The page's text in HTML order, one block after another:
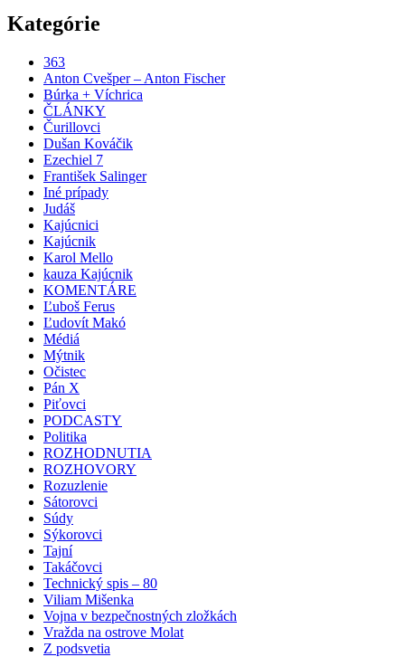
Kategórie
363
Anton Cvešper – Anton Fischer
Búrka + Víchrica
ČLÁNKY
Čurillovci
Dušan Kováčik
Ezechiel 7
František Salinger
Iné prípady
Judáš
Kajúcnici
Kajúcnik
Karol Mello
kauza Kajúcnik
KOMENTÁRE
Ľuboš Ferus
Ľudovít Makó
Médiá
Mýtnik
Očistec
Pán X
Piťovci
PODCASTY
Politika
ROZHODNUTIA
ROZHOVORY
Rozuzlenie
Sátorovci
Súdy
Sýkorovci
Tajní
Takáčovci
Technický spis – 80
Viliam Mišenka
Vojna v bezpečnostných zložkách
Vražda na ostrove Molat
Z podsvetia